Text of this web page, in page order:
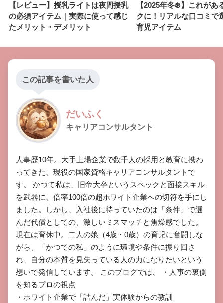
【レビュー】授乳ライトは夜間授乳
の必須アイテム｜実際に使って感じ
たメリット・デメリット
【2025年冬❄️】これがあ
クに！リアルな口コミで
育児アイテム
この記事を書いた人
だいふく
キャリアコンサルタント
​人事歴10年。大手上場企業で数千人の採用と教育に携わ
ってきた、現役の国家資格キャリアコンサルタントで
す。 ​かつて私は、旧帝大卒というスペックと面接スキル
を武器に、倍率100倍の超ホワイト企業への切符を手にし
ました。しかし、入社後に待っていたのは「条件」で選
んだ代償としての、激しいミスマッチと焦燥感でした。 ​
現在は育休中。二人の娘（4歳・0歳）の育児に奮闘しな
がら、「かつての私」のように環境や条件に振り回さ
れ、自分の本質を見失っている人の力になりたいという
想いで発信しています。 ​このブログでは、 ​・人事の裏側
を知るプロの視点
​・ホワイト企業で「詰んだ」実体験からの教訓